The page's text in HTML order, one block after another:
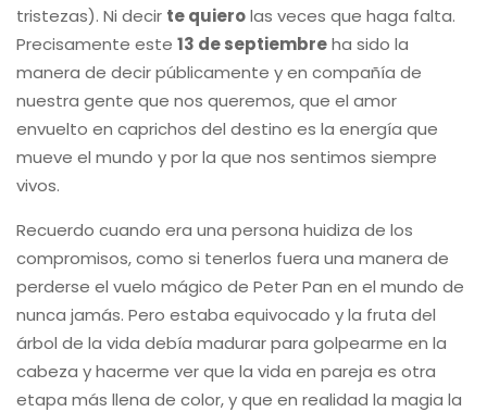
tristezas). Ni decir te quierolas veces que haga falta.
Precisamente este 13 de septiembreha sido la
manera de decir públicamente y en compañía de
nuestra gente que nos queremos, que el amor
envuelto en caprichos del destino es la energía que
mueve el mundo y por la que nos sentimos siempre
vivos.
Recuerdo cuando era una persona huidiza de los
compromisos, como si tenerlos fuera una manera de
perderse el vuelo mágico de Peter Pan en el mundo de
nunca jamás. Pero estaba equivocado y la fruta del
árbol de la vida debía madurar para golpearme en la
cabeza y hacerme ver que la vida en pareja es otra
etapa más llena de color, y que en realidad la magia la